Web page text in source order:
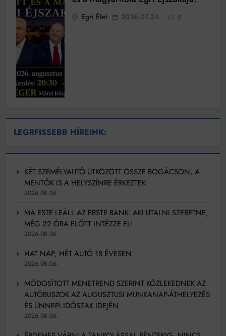
Egri Élet 2026.07.24. 0
LEGRFISSEBB HÍREINK:
KÉT SZEMÉLYAUTÓ ÜTKÖZÖTT ÖSSZE BOGÁCSON, A
MENTŐK IS A HELYSZÍNRE ÉRKEZTEK
2026.08.06.
MA ESTE LEÁLL AZ ERSTE BANK: AKI UTALNI SZERETNE,
MÉG 22 ÓRA ELŐTT INTÉZZE EL!
2026.08.06.
HAT NAP, HÉT AUTÓ 18 ÉVESEN
2026.08.06.
MÓDOSÍTOTT MENETREND SZERINT KÖZLEKEDNEK AZ
AUTÓBUSZOK AZ AUGUSZTUSI MUNKANAP-ÁTHELYEZÉS
ÉS ÜNNEPI IDŐSZAK IDEJÉN
2026.08.06.